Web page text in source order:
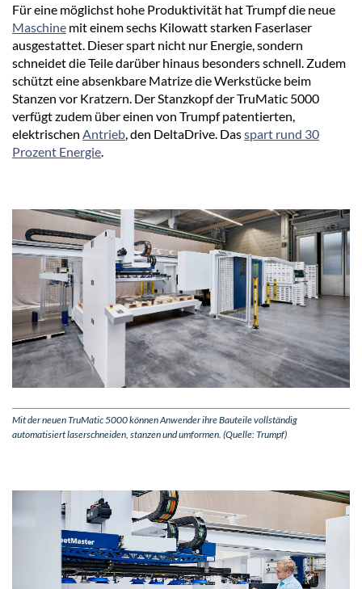
Für eine möglichst hohe Produktivität hat Trumpf die neue
Maschine mit einem sechs Kilowatt starken Faserlaser
ausgestattet. Dieser spart nicht nur Energie, sondern
schneidet die Teile darüber hinaus besonders schnell. Zudem
schützt eine absenkbare Matrize die Werkstücke beim
Stanzen vor Kratzern. Der Stanzkopf der TruMatic 5000
verfügt zudem über einen von Trumpf patentierten,
elektrischen Antrieb , den DeltaDrive. Dasspart rund 30
Prozent Energie
Mit der neuen TruMatic 5000 können Anwender ihre Bauteile vollständig
automatisiert laserschneiden, stanzen und umformen. (Quelle: Trumpf)